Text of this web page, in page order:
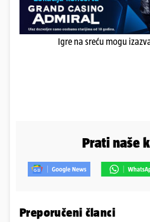
Igre na sreću mogu
Prati naše
Preporučeni članci